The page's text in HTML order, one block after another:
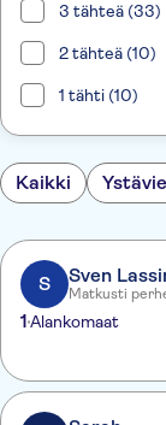
3 tähteä (33)
2 tähteä (10)
1 tähti (10)
Kaikki
S Sven
Matkusti
1Alankomaat